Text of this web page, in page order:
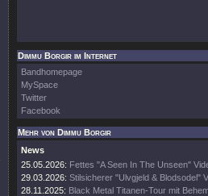
Dimmu Borgir im Internet
Bandhomepage
MySpace
Twitter
Facebook
Mehr von Dimmu Borgir
News
25.05.2026: Fettes "A Seen In The Unseen"
29.03.2026: Stilsicherer "Ulvgjeld & Blodsodel"
28.11.2025: Black Metal Titanen-Tour mit